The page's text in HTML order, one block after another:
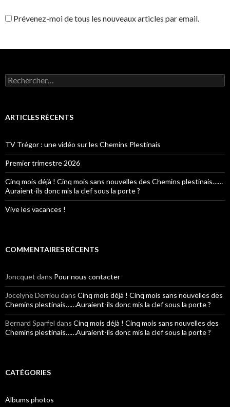
Prévenez-moi de tous les nouveaux articles par email.
Rechercher :
ARTICLES RÉCENTS
TV Trégor : une vidéo sur les Chemins Plestinais
Premier trimestre 2026
Cinq mois déjà ! Cinq mois sans nouvelles des Chemins plestinais……
Auraient-ils donc mis la clef sous la porte ?
Vive les vacances !
COMMENTAIRES RÉCENTS
Joncquet dans Pour nous contacter
Jocelyne Derriou dans Cinq mois déjà ! Cinq mois sans nouvelles des
Chemins plestinais……Auraient-ils donc mis la clef sous la porte ?
Bernard Sparfel dans Cinq mois déjà ! Cinq mois sans nouvelles des
Chemins plestinais……Auraient-ils donc mis la clef sous la porte ?
CATÉGORIES
Albums photos